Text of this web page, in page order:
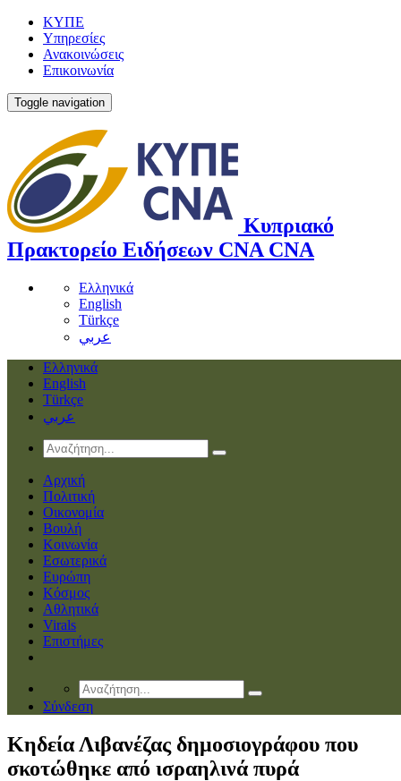
ΚΥΠΕ
Υπηρεσίες
Ανακοινώσεις
Επικοινωνία
Toggle navigation
Κυπριακό
Πρακτορείο Ειδήσεων CNA CNA
Ελληνικά
English
Türkçe
عربي
Ελληνικά
English
Türkçe
عربي
Αρχική
Πολιτική
Οικονομία
Βουλή
Κοινωνία
Εσωτερικά
Ευρώπη
Κόσμος
Αθλητικά
Virals
Επιστήμες
Σύνδεση
Κηδεία Λιβανέζας δημοσιογράφου που
σκοτώθηκε από ισραηλινά πυρά